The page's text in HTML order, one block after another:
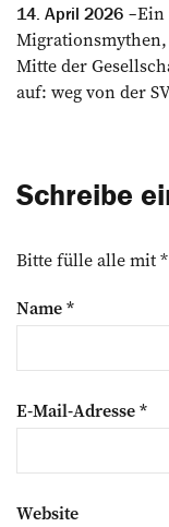
14. April 2026
Ein
Mitte der
auf: weg von der
Schreibe
Bitte fülle alle mit
Name*
E-Mail-Adresse*
Website